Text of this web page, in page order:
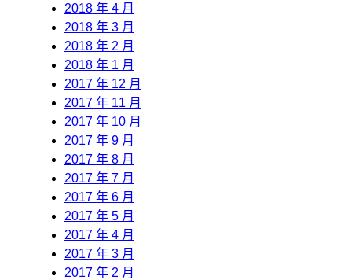
2018 年 4 月
2018 年 3 月
2018 年 2 月
2018 年 1 月
2017 年 12 月
2017 年 11 月
2017 年 10 月
2017 年 9 月
2017 年 8 月
2017 年 7 月
2017 年 6 月
2017 年 5 月
2017 年 4 月
2017 年 3 月
2017 年 2 月